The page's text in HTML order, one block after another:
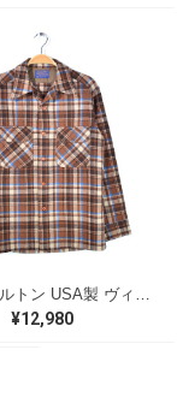
¥12,980